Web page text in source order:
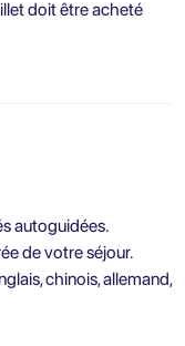
doit être acheté
autoguidées.
de votre séjour.
chinois, allemand,